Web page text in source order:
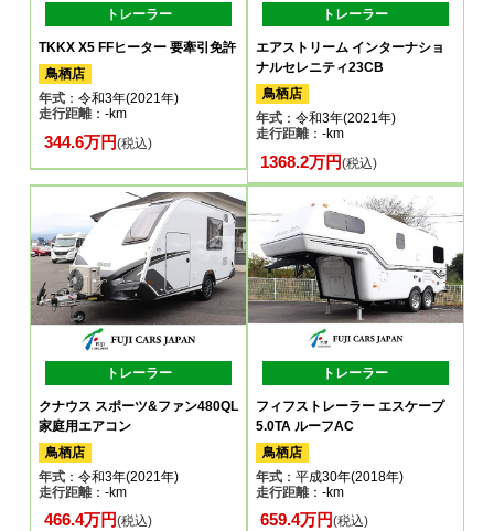
トレーラー
TKKX X5 FFヒーター 要牽引免許
鳥栖店
年式 ：令和3年(2021年)
走行距離：-km
344.6万円(税込)
トレーラー
エアストリーム インターナショ
ナルセレニティ23CB
鳥栖店
年式：令和3年(2021年)
走行距離：-km
1368.2万円(税込)
トレーラー
クナウス スポーツ&ファン480QL
家庭用エアコン
鳥栖店
年式 ：令和3年(2021年)
走行距離：-km
466.4万円(税込)
トレーラー
フィフストレーラー エスケープ
5.0TA ルーフAC
鳥栖店
年式：平成30年(2018年)
走行距離：-km
659.4万円(税込)